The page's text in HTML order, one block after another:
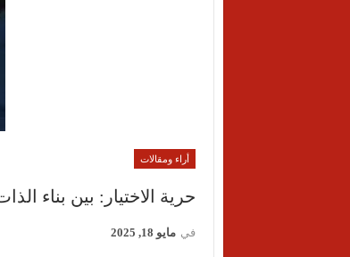
أراء ومقالات
حرية الاختيار: بين بناء
في مايو 18, 2025